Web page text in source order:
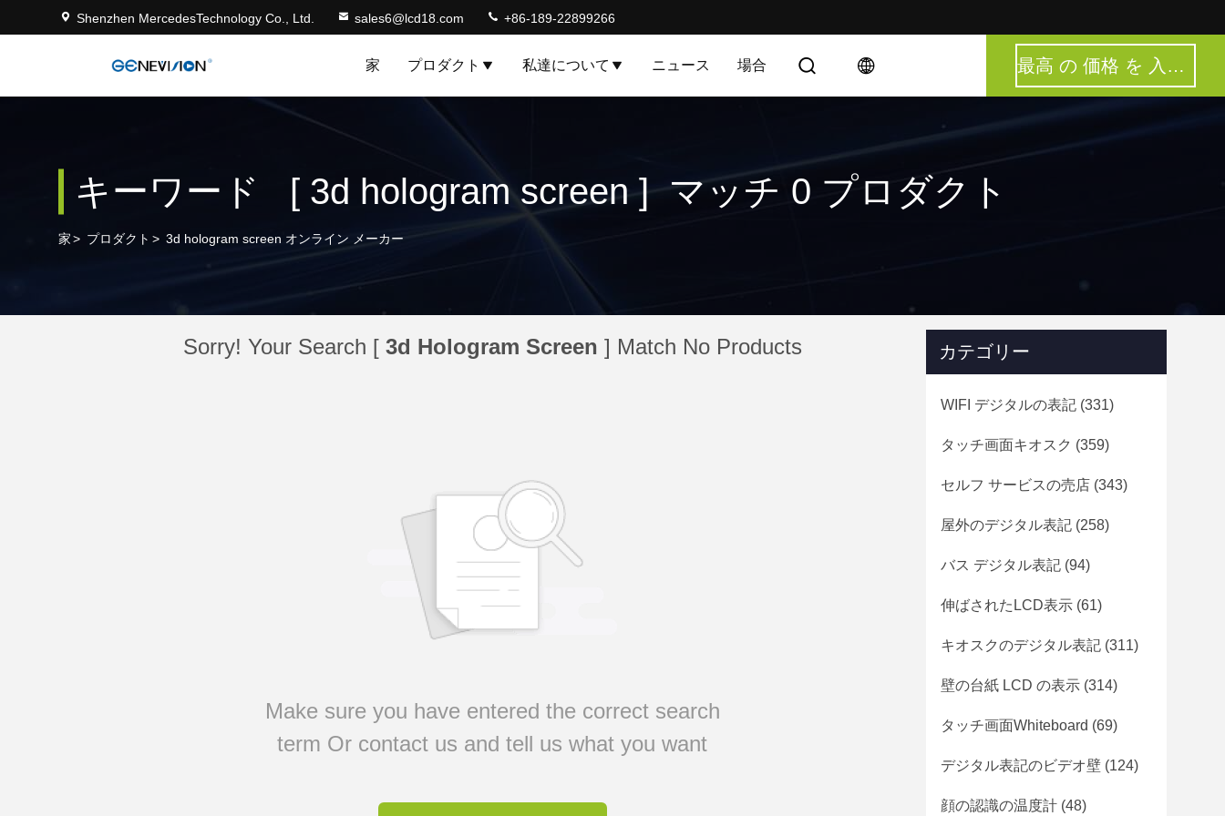
Shenzhen MercedesTechnology Co., Ltd. sales6@lcd18.com +86-189-22899266
家 プロダクト 私達について ニュース 場合 最高 の 価格 を 入手 する
キーワード [ 3d hologram screen ] マッチ 0 プロダクト
家> プロダクト > 3d hologram screen オンライン メーカー
Sorry! Your Search [ 3d Hologram Screen ] Match No Products
Make sure you have entered the correct search
term Or contact us and tell us what you want
カテゴリー
WIFI デジタルの表記 (331)
タッチ画面キオスク (359)
セルフ サービスの売店 (343)
屋外のデジタル表記 (258)
バス デジタル表記 (94)
伸ばされたLCD表示 (61)
キオスクのデジタル表記 (311)
壁の台紙 LCD の表示 (314)
タッチ画面Whiteboard (69)
デジタル表記のビデオ壁 (124)
顔の認識の温度計 (48)